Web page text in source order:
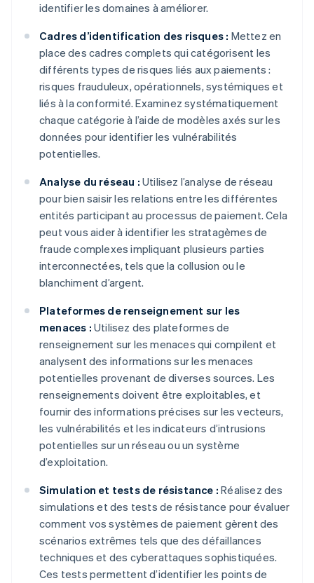
identifier les domaines à améliorer.
Cadres d’identification des risques : Mettez en
place des cadres complets qui catégorisent les
différents types de risques liés aux paiements :
risques frauduleux, opérationnels, systémiques et
liés à la conformité. Examinez systématiquement
chaque catégorie à l’aide de modèles axés sur les
données pour identifier les vulnérabilités
potentielles.
Analyse du réseau : Utilisez l’analyse de réseau
pour bien saisir les relations entre les différentes
entités participant au processus de paiement. Cela
peut vous aider à identifier les stratagèmes de
fraude complexes impliquant plusieurs parties
interconnectées, tels que la collusion ou le
blanchiment d’argent.
Plateformes de renseignement sur les
menaces : Utilisez des plateformes de
renseignement sur les menaces qui compilent et
analysent des informations sur les menaces
potentielles provenant de diverses sources. Les
renseignements doivent être exploitables, et
fournir des informations précises sur les vecteurs,
les vulnérabilités et les indicateurs d’intrusions
potentielles sur un réseau ou un système
d’exploitation.
Simulation et tests de résistance : Réalisez des
simulations et des tests de résistance pour évaluer
comment vos systèmes de paiement gèrent des
scénarios extrêmes tels que des défaillances
techniques et des cyberattaques sophistiquées.
Ces tests permettent d’identifier les points de